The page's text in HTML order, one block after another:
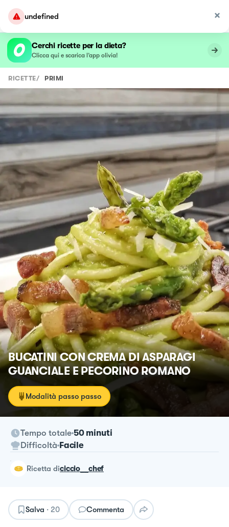
undefined
Cerchi ricette per la dieta?
Clicca qui e scarica l’app olivia!
RICETTE/ PRIMI
BUCATINI CON CREMA DI ASPARAGI
GUANCIALE E PECORINO ROMANO
Modalità passo passo
Tempo totale 50 minuti
Difficoltà Facile
ricetta diciccio__chef
Salva · 20 Commenta